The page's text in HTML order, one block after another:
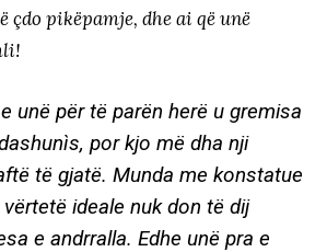
çdo pikëpamje, dhe ai që unë
unë për të parën herë u gremisa
por kjo më dha nji
të gjatë. Munda me konstatue
ideale nuk don të dij
e andrralla. Edhe unë pra e